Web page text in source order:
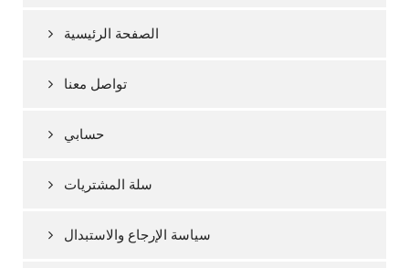
الصفحة الرئيسية
تواصل معنا
حسابي
سلة المشتريات
سياسة الإرجاع والاستبدال